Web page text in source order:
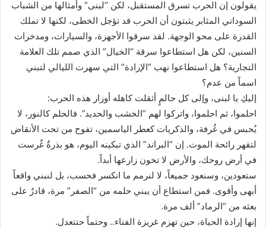
يقولون إن الحرب تسرق المستقبل، لكن “لبنى” وأمثالها من الشباب
السوداني المثابر يثبتون أن الحرب قد تؤجل الخطى، لكنها لا تملك
القدرة على محو الوجهة. لقد سرقوا الأجهزة، والسيارات، ومدخرات
السنين، لكن هل استطاعوا سرقة “الخيال” الذي صمم تلك العلامة
التجارية؟ هل استطاعوا نهب “الإرادة” التي سهرت الليالي لتبني
اسماً من عدم؟
إليكِ يا لبنى، وإلى كل حالمٍ أثقلت كاهله أوزار هذه الحرب:
احلموا، ثم احلموا، واتركوا لهم “الخشب والحديد”. فالحلم كالنور، لا
يُحبس في غُرفة، والذكريات كعطر الياسمين، تفوح من تحت الأنقاض
لتقهر رائحة الموت. إن “البراند” الذي تبكينه اليوم، هو بذرةٌ غُرست
في أرض روحك، والأرض لا تخون زارعها أبداً.
ستعودين، وسنعود جميعاً، لا لنرمم ما انكسر فحسب، بل لنبني واقعاً
أبهى وأقوى. فمن استطاع أن يبني حلمه من “الصفر” مرة، قادرٌ على
بعثه من “الرماد” ألف مرة.
إنها إرادة الحياة، حين تهزم غريزة الفناء.. وحتماً حتتعدل.